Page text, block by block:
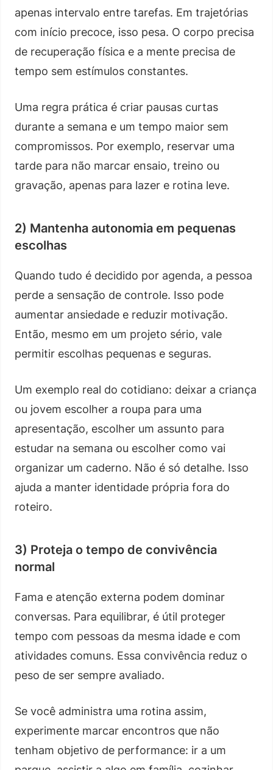
apenas intervalo entre tarefas. Em trajetórias
com início precoce, isso pesa. O corpo precisa
de recuperação física e a mente precisa de
tempo sem estímulos constantes.
Uma regra prática é criar pausas curtas
durante a semana e um tempo maior sem
compromissos. Por exemplo, reservar uma
tarde para não marcar ensaio, treino ou
gravação, apenas para lazer e rotina leve.
2) Mantenha autonomia em pequenas
escolhas
Quando tudo é decidido por agenda, a pessoa
perde a sensação de controle. Isso pode
aumentar ansiedade e reduzir motivação.
Então, mesmo em um projeto sério, vale
permitir escolhas pequenas e seguras.
Um exemplo real do cotidiano: deixar a criança
ou jovem escolher a roupa para uma
apresentação, escolher um assunto para
estudar na semana ou escolher como vai
organizar um caderno. Não é só detalhe. Isso
ajuda a manter identidade própria fora do
roteiro.
3) Proteja o tempo de convivência
normal
Fama e atenção externa podem dominar
conversas. Para equilibrar, é útil proteger
tempo com pessoas da mesma idade e com
atividades comuns. Essa convivência reduz o
peso de ser sempre avaliado.
Se você administra uma rotina assim,
experimente marcar encontros que não
tenham objetivo de performance: ir a um